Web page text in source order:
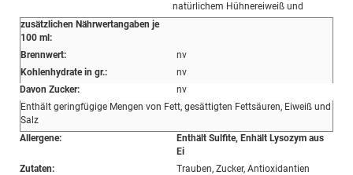
natürlichem Hühnereiweiß und
zusätzlichen Nährwertangaben je
100 ml:
Brennwert:
nv
Kohlenhydrate in gr.:
nv
Davon Zucker:
nv
Enthält geringfügige Mengen von Fett, gesättigten Fettsäuren, Eiweiß und
Salz
Allergene:
Enthält Sulfite, Enhält Lysozym aus
Ei
Zutaten:
Trauben, Zucker, Antioxidantien